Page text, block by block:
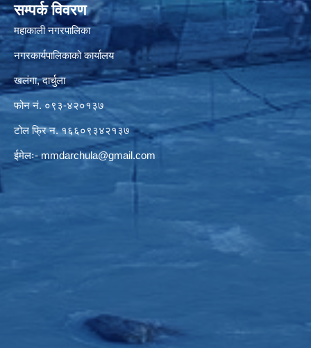
सम्पर्क विवरण
महाकाली नगरपालिका
नगरकार्यपालिकाको कार्यालय
खलंगा, दार्चुला
फोन नं. ०९३-४२०१३७
टोल फ्रि न. १६६०९३४२१३७
ईमेलः-mmdarchula@gmail.com